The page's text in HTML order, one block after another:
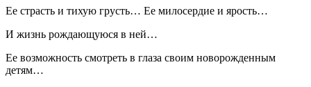
Ее страсть и тихую грусть… Ее милосердие и ярость…
И жизнь рождающуюся в ней…
Ее возможность смотреть в глаза своим новорожденным
детям…